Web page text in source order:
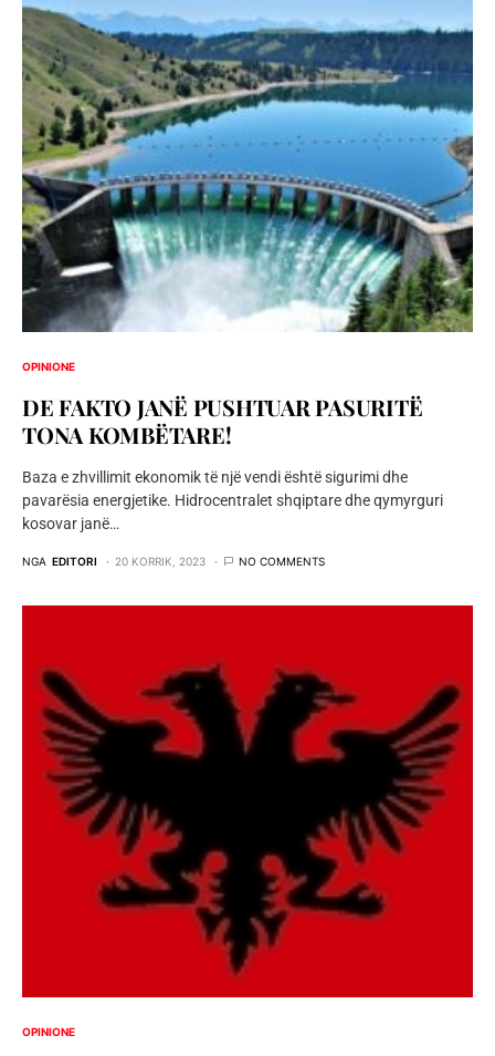
OPINIONE
DE FAKTO JANË PUSHTUAR PASURITË
TONA KOMBËTARE!
Baza e zhvillimit ekonomik të një vendi është sigurimi dhe
pavarësia energjetike. Hidrocentralet shqiptare dhe qymyrguri
kosovar janë…
NGA EDITORI 20 KORRIK, 2023 NO COMMENTS
OPINIONE